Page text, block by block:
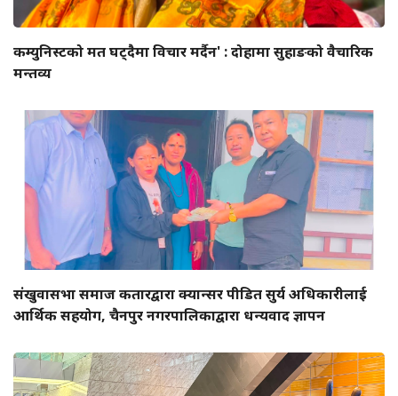
कम्युनिस्टको मत घट्दैमा विचार मर्दैन' : दोहामा सुहाङको वैचारिक
मन्तव्य
संखुवासभा समाज कतारद्वारा क्यान्सर पीडित सुर्य अधिकारीलाई
आर्थिक सहयोग, चैनपुर नगरपालिकाद्वारा धन्यवाद ज्ञापन